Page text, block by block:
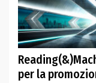
per la